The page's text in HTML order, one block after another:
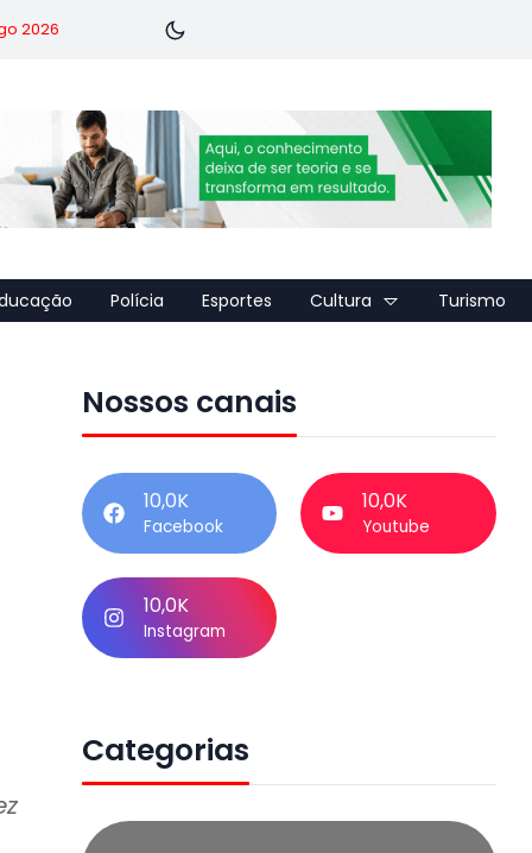
2026
Polícia Esportes Cultura Turismo
Nossos canais
10,0K
Facebook
10,0K
Youtube
10,0K
Instagram
Categorias